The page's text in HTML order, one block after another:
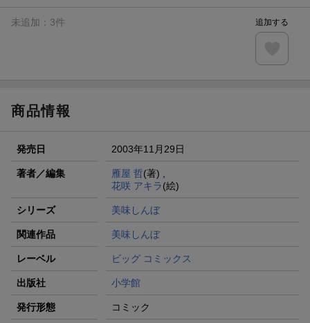
楽天モバイル紹介キャンペーンの拡散で300円OFFクーポン
条件達成で楽天限定・宝塚歌劇 宙組貸切公演ペアチケット
未追加： 3件 追加する
商品情報
発売日 2003年11月29日
著者／編集 雁屋 哲(著) ,
花咲 アキラ(絵)
シリーズ 美味しんぼ
関連作品 美味しんぼ
レーベル ビッグ コミックス
出版社 小学館
発行形態 コミック